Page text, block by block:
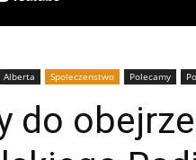
Alberta Spoleczenstwo Polecamy
do